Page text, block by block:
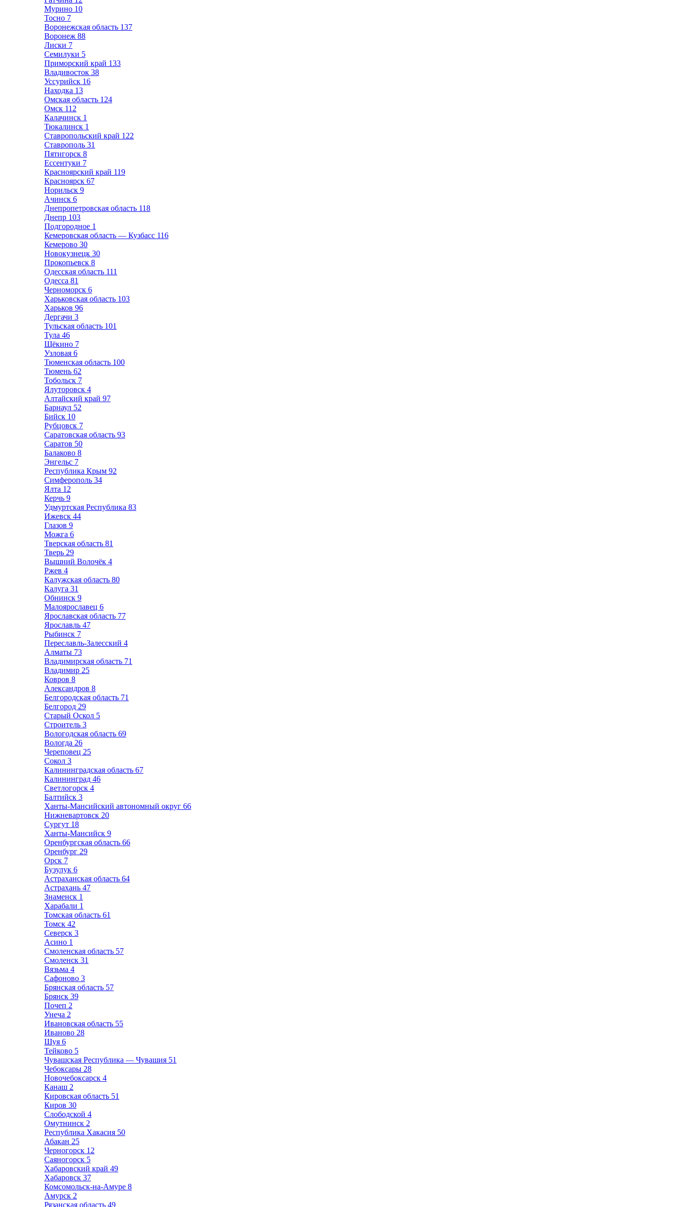
Мурино 10
Тосно 7
Воронежская область 137
Воронеж 88
Лиски 7
Семилуки 5
Приморский край 133
Владивосток 38
Уссурийск 16
Находка 13
Омская область 124
Омск 112
Калачинск 1
Тюкалинск 1
Ставропольский край 122
Ставрополь 31
Пятигорск 8
Ессентуки 7
Красноярский край 119
Красноярск 67
Норильск 9
Ачинск 6
Днепропетровская область 118
Днепр 103
Подгородное 1
Кемеровская область — Кузбасс 116
Кемерово 30
Новокузнецк 30
Прокопьевск 8
Одесская область 111
Одесса 81
Черноморск 6
Харьковская область 103
Харьков 96
Дергачи 3
Тульская область 101
Тула 46
Щёкино 7
Узловая 6
Тюменская область 100
Тюмень 62
Тобольск 7
Ялуторовск 4
Алтайский край 97
Барнаул 52
Бийск 10
Рубцовск 7
Саратовская область 93
Саратов 50
Балаково 8
Энгельс 7
Республика Крым 92
Симферополь 34
Ялта 12
Керчь 9
Удмуртская Республика 83
Ижевск 44
Глазов 9
Можга 6
Тверская область 81
Тверь 29
Вышний Волочёк 4
Ржев 4
Калужская область 80
Калуга 31
Обнинск 9
Малоярославец 6
Ярославская область 77
Ярославль 47
Рыбинск 7
Переславль-Залесский 4
Алматы 73
Владимирская область 71
Владимир 25
Ковров 8
Александров 8
Белгородская область 71
Белгород 29
Старый Оскол 5
Строитель 3
Вологодская область 69
Вологда 26
Череповец 25
Сокол 3
Калининградская область 67
Калининград 46
Светлогорск 4
Балтийск 3
Ханты-Мансийский автономный округ 66
Нижневартовск 20
Сургут 18
Ханты-Мансийск 9
Оренбургская область 66
Оренбург 29
Орск 7
Бузулук 6
Астраханская область 64
Астрахань 47
Знаменск 1
Харабали 1
Томская область 61
Томск 42
Северск 3
Асино 1
Смоленская область 57
Смоленск 31
Вязьма 4
Сафоново 3
Брянская область 57
Брянск 39
Почеп 2
Унеча 2
Ивановская область 55
Иваново 28
Шуя 6
Тейково 5
Чувашская Республика — Чувашия 51
Чебоксары 28
Новочебоксарск 4
Канаш 2
Кировская область 51
Киров 30
Слободской 4
Омутнинск 2
Республика Хакасия 50
Абакан 25
Черногорск 12
Саяногорск 5
Хабаровский край 49
Хабаровск 37
Комсомольск-на-Амуре 8
Амурск 2
Рязанская область 49